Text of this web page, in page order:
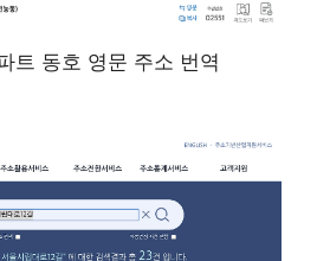
트 동호 영문 주소 번역